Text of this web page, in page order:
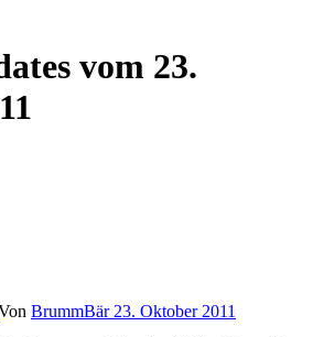
vom 23.
BrummBär 23. Oktober 2011